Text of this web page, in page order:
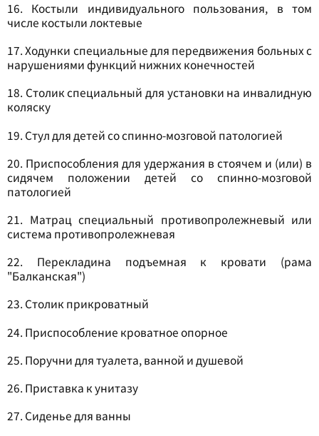
16. Костыли индивидуального пользования, в том
числе костыли локтевые
17. Ходунки специальные для передвижения больных с
нарушениями функций нижних конечностей
18. Столик специальный для установки на инвалидную
коляску
19. Стул для детей со спинно-мозговой патологией
20. Приспособления для удержания в стоячем и (или) в
сидячем положении детей со спинно-мозговой
патологией
21. Матрац специальный противопролежневый или
система противопролежневая
22. Перекладина подъемная к кровати (рама
"Балканская")
23. Столик прикроватный
24. Приспособление кроватное опорное
25. Поручни для туалета, ванной и душевой
26. Приставка к унитазу
27. Сиденье для ванны